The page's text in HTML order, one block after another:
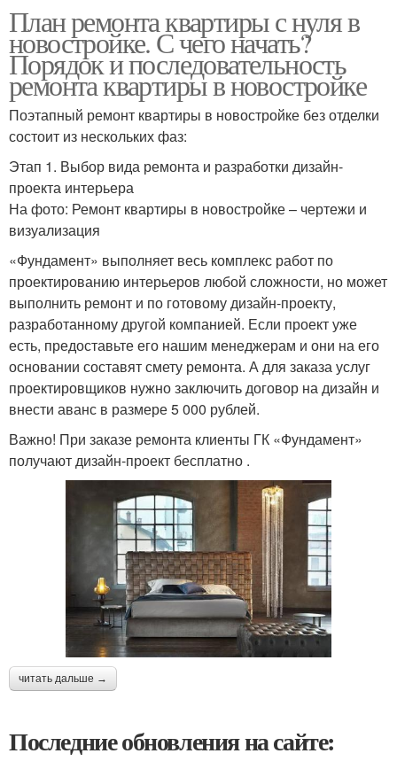
План ремонта квартиры с нуля в
новостройке. С чего начать?
Порядок и последовательность
ремонта квартиры в новостройке
Поэтапный ремонт квартиры в новостройке без отделки
состоит из нескольких фаз:
Этап 1. Выбор вида ремонта и разработки дизайн-
проекта интерьера
На фото: Ремонт квартиры в новостройке – чертежи и
визуализация
«Фундамент» выполняет весь комплекс работ по
проектированию интерьеров любой сложности, но может
выполнить ремонт и по готовому дизайн-проекту,
разработанному другой компанией. Если проект уже
есть, предоставьте его нашим менеджерам и они на его
основании составят смету ремонта. А для заказа услуг
проектировщиков нужно заключить договор на дизайн и
внести аванс в размере 5 000 рублей.
Важно! При заказе ремонта клиенты ГК «Фундамент»
получают дизайн-проект бесплатно .
читать дальше →
Последние обновления на сайте: